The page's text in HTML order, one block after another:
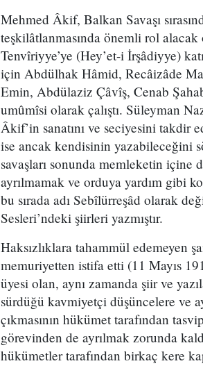
Mehmed Âkif, Balkan Savaşı
teşkilâtlanmasında önemli rol
Tenvîriyye’ye (Hey’et-i İrşâdiyye)
için Abdülhak Hâmid, Recâizâde
Emin, Abdülaziz Çâvîş, Cenab
umûmîsi olarak çalıştı. Süleyman
Âkif’in sanatını ve seciyesini
ise ancak kendisinin yazabileceğini
savaşları sonunda memleketin içine
ayrılmamak ve orduya yardım gibi
bu sırada adı Sebîlürreşâd olarak
Sesleri’ndeki şiirleri yazmıştır.
Haksızlıklara tahammül edemeyen
memuriyetten istifa etti (11 Mayıs
üyesi olan, aynı zamanda şiir ve
sürdüğü kavmiyetçi düşüncelere ve
çıkmasının hükümet tarafından
görevinden de ayrılmak zorunda
hükümetler tarafından birkaç kere